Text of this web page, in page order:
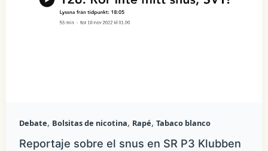
Debate, Bolsitas de nicotina, Rapé, Tabaco blanco
Reportaje sobre el snus en SR P3 Klubben